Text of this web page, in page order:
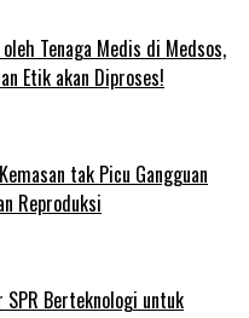
Tenaga Medis di Medsos,
Etik akan Diproses!
tak Picu Gangguan
Reproduksi
SPR Berteknologi untuk